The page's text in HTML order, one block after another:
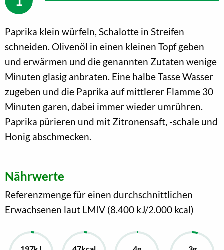
Paprika klein würfeln, Schalotte in Streifen
schneiden. Olivenöl in einen kleinen Topf geben
und erwärmen und die genannten Zutaten wenige
Minuten glasig anbraten. Eine halbe Tasse Wasser
zugeben und die Paprika auf mittlerer Flamme 30
Minuten garen, dabei immer wieder umrühren.
Paprika pürieren und mit Zitronensaft, -schale und
Honig abschmecken.
Nährwerte
Referenzmenge für einen durchschnittlichen
Erwachsenen laut LMIV (8.400 kJ/2.000 kcal)